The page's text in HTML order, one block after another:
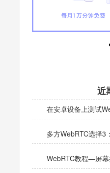
近
在安卓设备上测试
多方WebRTC选择3
WebRTC教程—屏